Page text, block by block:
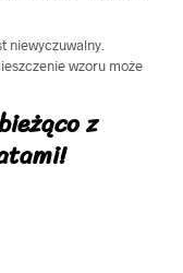
niewyczuwalny.
wzoru może
z